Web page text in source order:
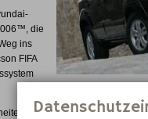
die
ins
FIFA